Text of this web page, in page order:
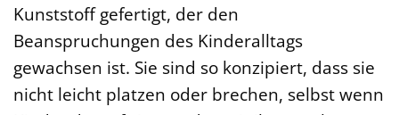
Kunststoff gefertigt, der den
Beanspruchungen des Kinderalltags
gewachsen ist. Sie sind so konzipiert, dass sie
nicht leicht platzen oder brechen, selbst wenn